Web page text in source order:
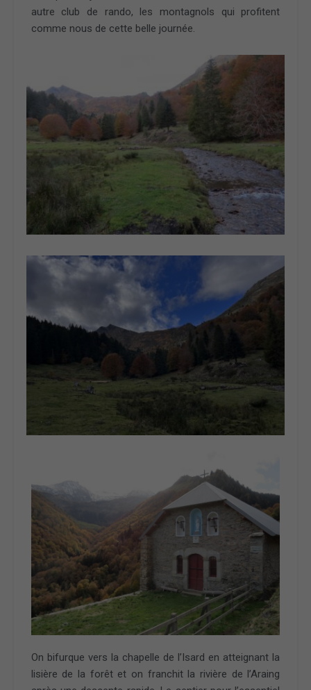
autre club de rando, les montagnols qui profitent
comme nous de cette belle journée.
On bifurque vers la chapelle de l’Isard en atteignant la
lisière de la forêt et on franchit la rivière de l’Araing